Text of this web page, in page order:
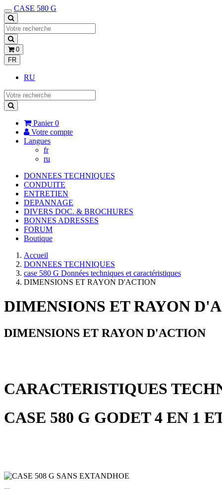
CASE 580 G
0
FR
RU
Panier0
Votre compte
Langues
fr
ru
DONNEES TECHNIQUES
CONDUITE
ENTRETIEN
DEPANNAGE
DIVERS DOC. & BROCHURES
BONNES ADRESSES
FORUM
Boutique
Accueil
DONNEES TECHNIQUES
case 580 G Données techniques et caractéristiques
DIMENSIONS ET RAYON D'ACTION
DIMENSIONS ET RAYON
DIMENSIONS ET RAYON D'ACTION
CARACTERISTIQUES
CASE 580 G GODET 4 EN 1